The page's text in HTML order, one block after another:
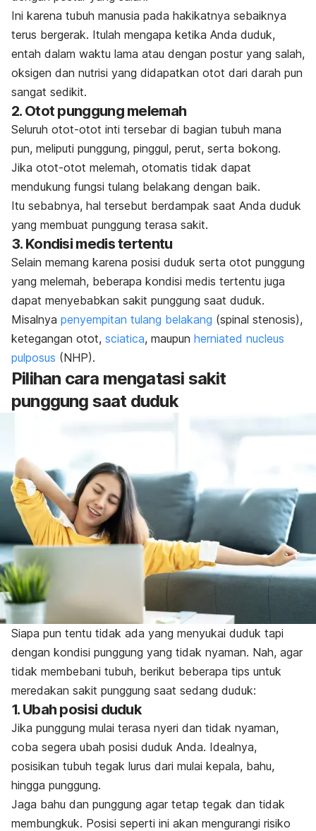
Ini karena tubuh manusia pada hakikatnya sebaiknya
terus bergerak. Itulah mengapa ketika Anda duduk,
entah dalam waktu lama atau dengan postur yang salah,
oksigen dan nutrisi yang didapatkan otot dari darah pun
sangat sedikit.
2. Otot punggung melemah
Seluruh otot-otot inti tersebar di bagian tubuh mana
pun, meliputi punggung, pinggul, perut, serta bokong.
Jika otot-otot melemah, otomatis tidak dapat
mendukung fungsi tulang belakang dengan baik.
Itu sebabnya, hal tersebut berdampak saat Anda duduk
yang membuat punggung terasa sakit.
3. Kondisi medis tertentu
Selain memang karena posisi duduk serta otot punggung
yang melemah, beberapa kondisi medis tertentu juga
dapat menyebabkan sakit punggung saat duduk.
Misalnya penyempitan tulang belakang (spinal stenosis),
ketegangan otot, sciatica, maupun herniated nucleus
pulposus (NHP).
Pilihan cara mengatasi sakit
punggung saat duduk
Siapa pun tentu tidak ada yang menyukai duduk tapi
dengan kondisi punggung yang tidak nyaman. Nah, agar
tidak membebani tubuh, berikut beberapa tips untuk
meredakan sakit punggung saat sedang duduk:
1. Ubah posisi duduk
Jika punggung mulai terasa nyeri dan tidak nyaman,
coba segera ubah posisi duduk Anda. Idealnya,
posisikan tubuh tegak lurus dari mulai kepala, bahu,
hingga punggung.
Jaga bahu dan punggung agar tetap tegak dan tidak
membungkuk. Posisi seperti ini akan mengurangi risiko